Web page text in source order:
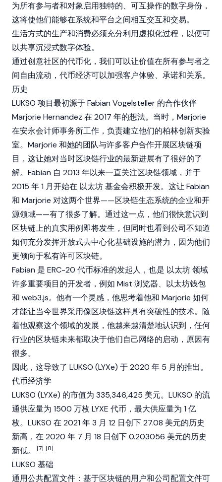
为所有参与者和对象启用独特的、可互操作的数字身份，
这将使他们能够在系统和平台之间相互交互和交易。
生活方式的生产和消费必须充分利用虚拟化过程，以便可
以共享沉浸式数字体验。
通过创意社区的代币化，我们可以让价值在所有参与者之
间自由流动，代币经济可以加强客户体验、承诺和关系。
历史
LUKSO 项目最初源于 Fabian Vogelsteller 的合作伙伴
Marjorie Hernandez 在 2017 年的想法。当时，Marjorie
在安永会计师事务所工作，负责建立他们的柏林创新实验
室。Marjorie 和她的团队与许多客户合作开展区块链项
目，这让她对当时区块链行业的最新进展有了很好的了
解。Fabian 自 2013 年以来一直关注区块链领域，并于
2015 年 1 月开始在 以太坊基金会积极开发。这让 Fabian
和 Marjorie 对这两个世界——区块链生态系统的企业和开
源领域——有了很多了解。通过这一点，他们很快意识到
区块链上的真实用例即将发生，但同时也看到公司不知道
如何充分发挥开放式去中心化基础设施的潜力，因为他们
更倾向于私有许可区块链。
Fabian 是 ERC-20 代币标准的发起人，也是 以太坊领域
许多重要项目的开发者，例如 Mist 浏览器、以太坊钱包
和 web3.js。他有一个灵感，他思考着他和 Marjorie 如何
才能让当今世界采用像区块链这样具有突破性的技术。随
着他观察这个领域的发展，他越来越清楚地认识到，任何
行业的区块链未来都取决于他们自己网络的启动，原因有
很多。
因此，这导致了 LUKSO (LYXe) 于 2020 年 5 月的推出。
代币经济学
LUKSO (LYXe) 的市值为 335,346,425 美元。LUKSO 的流
通供应量为 1500 万枚 LYXE 代币，最大供应量为 1 亿
枚。LUKSO 在 2021 年 3 月 12 日创下 27.08 美元的历史
新高，在 2020 年 7 月 18 日创下 0.203056 美元的历史
新低。
[7] [8]
LUKSO 基础
通用公共配置文件：基于区块链的用户和公司配置文件可